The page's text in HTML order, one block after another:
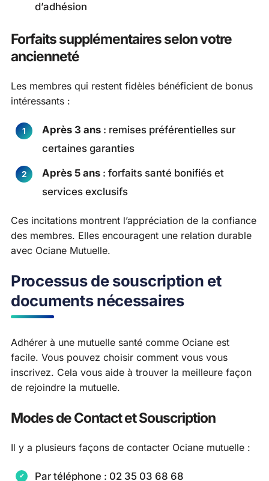
d’adhésion
Forfaits supplémentaires selon votre
ancienneté
Les membres qui restent fidèles bénéficient de bonus
intéressants :
Après 3 ans : remises préférentielles sur
certaines garanties
Après 5 ans : forfaits santé bonifiés et
services exclusifs
Ces incitations montrent l’appréciation de la confiance
des membres. Elles encouragent une relation durable
avec Ociane Mutuelle.
Processus de souscription et
documents nécessaires
Adhérer à une mutuelle santé comme Ociane est
facile. Vous pouvez choisir comment vous vous
inscrivez. Cela vous aide à trouver la meilleure façon
de rejoindre la mutuelle.
Modes de Contact et Souscription
Il y a plusieurs façons de contacter Ociane mutuelle :
Par téléphone : 02 35 03 68 68